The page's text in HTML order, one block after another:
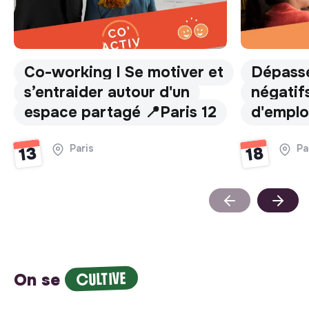
Co-working I Se motiver et
s’entraider autour d'un
espace partagé 📍Paris 12
13 Paris 18
On se CULTIVE